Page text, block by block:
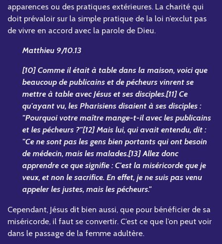
apparences ou des pratiques extérieures. La charité qui
doit prévaloir sur la simple pratique de la loi n’exclut pas
de vivre en accord avec la parole de Dieu.
Matthieu 9/10.13
[10] Comme il était à table dans la maison, voici que
beaucoup de publicains et de pécheurs vinrent se
mettre à table avec Jésus et ses disciples.[11] Ce
qu'ayant vu, les Pharisiens disaient à ses disciples :
"Pourquoi votre maître mange-t-il avec les publicains
et les pécheurs ?"[12] Mais lui, qui avait entendu, dit :
"Ce ne sont pas les gens bien portants qui ont besoin
de médecin, mais les malades.[13] Allez donc
apprendre ce que signifie : C'est la miséricorde que je
veux, et non le sacrifice. En effet, je ne suis pas venu
appeler les justes, mais les pécheurs."
Cependant, Jésus dit bien aussi, que pour bénéficier de sa
miséricorde, il faut se convertir. C’est ce que l’on peut voir
dans le passage de la femme adultère.